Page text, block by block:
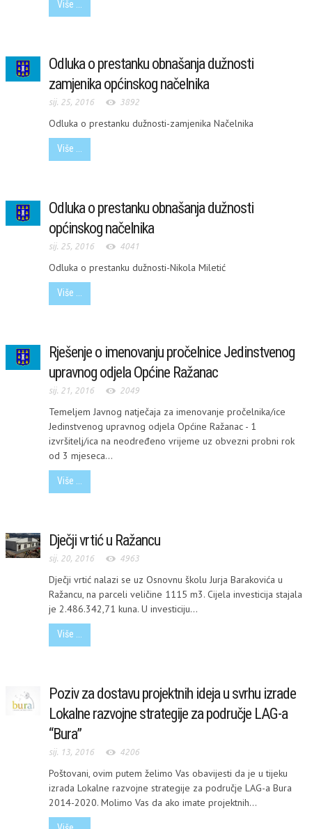
Više ...
Odluka o prestanku obnašanja dužnosti
zamjenika općinskog načelnika
sij. 25, 2016 3892
Odluka o prestanku dužnosti-zamjenika Načelnika
Više ...
Odluka o prestanku obnašanja dužnosti
općinskog načelnika
sij. 25, 2016 4041
Odluka o prestanku dužnosti-Nikola Miletić
Više ...
Rješenje o imenovanju pročelnice Jedinstvenog
upravnog odjela Općine Ražanac
sij. 21, 2016 2049
Temeljem Javnog natječaja za imenovanje pročelnika/ice
Jedinstvenog upravnog odjela Općine Ražanac - 1
izvršitelj/ica na neodređeno vrijeme uz obvezni probni rok
od 3 mjeseca...
Više ...
Dječji vrtić u Ražancu
sij. 20, 2016 4963
Dječji vrtić nalazi se uz Osnovnu školu Jurja Barakovića u
Ražancu, na parceli veličine 1115 m3. Cijela investicija stajala
je 2.486.342,71 kuna. U investiciju...
Više ...
Poziv za dostavu projektnih ideja u svrhu izrade
Lokalne razvojne strategije za područje LAG-a
“Bura”
sij. 13, 2016 4206
Poštovani, ovim putem želimo Vas obavijesti da je u tijeku
izrada Lokalne razvojne strategije za područje LAG-a Bura
2014-2020. Molimo Vas da ako imate projektnih...